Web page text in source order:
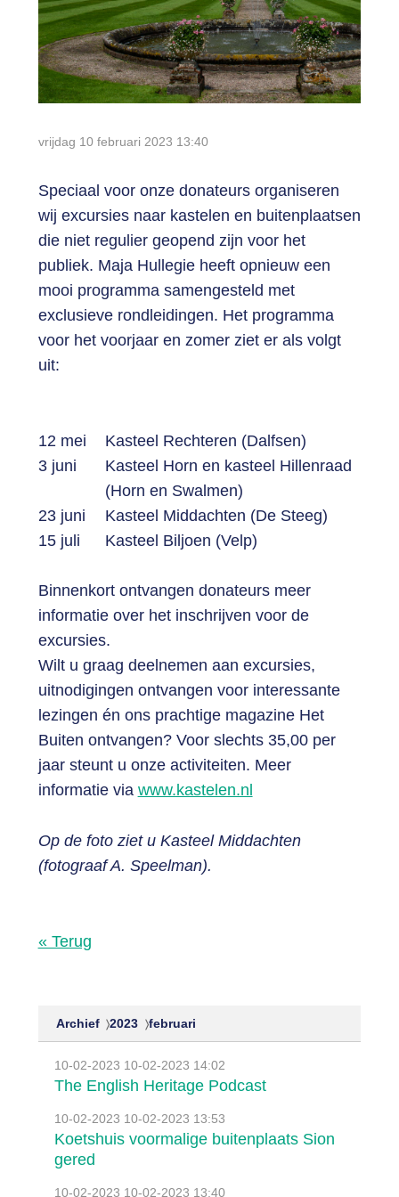
vrijdag 10 februari 2023 13:40
Speciaal voor onze donateurs organiseren
wij excursies naar kastelen en buitenplaatsen
die niet regulier geopend zijn voor het
publiek. Maja Hullegie heeft opnieuw een
mooi programma samengesteld met
exclusieve rondleidingen. Het programma
voor het voorjaar en zomer ziet er als volgt
uit:
12 mei
Kasteel Rechteren (Dalfsen)
3 juni
Kasteel Horn en kasteel Hillenraad
(Horn en Swalmen)
23 juni
Kasteel Middachten (De Steeg)
15 juli
Kasteel Biljoen (Velp)
Binnenkort ontvangen donateurs meer
informatie over het inschrijven voor de
excursies.
Wilt u graag deelnemen aan excursies,
uitnodigingen ontvangen voor interessante
lezingen én ons prachtige magazine Het
Buiten ontvangen? Voor slechts 35,00 per
jaar steunt u onze activiteiten. Meer
informatie via www.kastelen.nl
Op de foto ziet u Kasteel Middachten
(fotograaf A. Speelman).
« Terug
Archief 2023 februari
10-02-2023 10-02-2023 14:02
The English Heritage Podcast
10-02-2023 10-02-2023 13:53
Koetshuis voormalige buitenplaats Sion
gered
10-02-2023 10-02-2023 13:40
Login